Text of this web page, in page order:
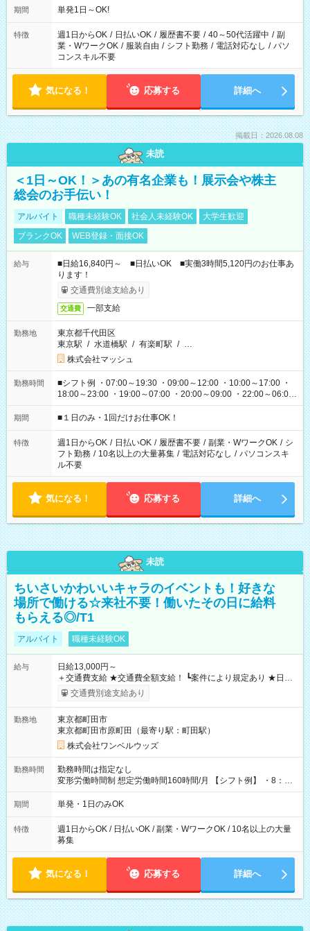
期間 単発1日～OK!
特徴 週1日からOK / 日払いOK / 履歴書不要 / 40～50代活躍中 / 副
業・WワークOK / 服装自由 / シフト勤務 / 電話対応なし / パソ
コンスキル不要
気になる！ 応募する 詳細へ
掲載日：2026.08.08
未読
＜1日～OK！＞あの有名企業も！展示会や株主
総会のお手伝い！
アルバイト 職種未経験OK 社会人未経験OK
大学生歓迎
ブランクOK
WEB登録・面接OK
給与
■日給16,840円～ ■日払いOK ■実働3時間5,120円のお仕事あ
ります！
交通費別途支給あり
交通費 一部支給
勤務地
東京都千代田区
東京駅 / 水道橋駅 / 有楽町駅 / …
株式会社マッシュ
勤務時間
■シフト例 ・07:00～19:30 ・09:00～12:00 ・10:00～17:00 ・
18:00～23:00 ・19:00～07:00 ・20:00～09:00 ・22:00～06:00
etc ★最短で3時間で5,120円のお仕事から 15時間で2万円近く稼
げるお仕事も！ ご希望のお時間に合わせてご紹介！ ※シフトは
ください！
期間 ■１日のみ・1回だけお仕事OK！
特徴 週1日からOK / 日払いOK / 履歴書不要 / 副業・WワークOK / シ
フト勤務 / 10名以上の大量募集 / 電話対応なし / パソコンスキ
ル不要
気になる！ 応募する 詳細へ
未読
ちいさいかわいいキャラのイベントも！好きな
場所で働ける☆来社不要！働いたその日に給料
もらえる◎/T1
アルバイト 職種未経験OK
給与
日給13,000円～
＋交通費支給 ★交通費全額支給！ ┗案件により規定あり ★日払
いOK！（規定あり） ┗働いたその日に現金GET♪ お仕事後はコ
ンビニATMから 日払い分を引き落とせます！ 【試用期間】試
交通費別途支給あり
勤務地
東京都町田市
東京都町田市原町田（最寄り駅：町田駅）
株式会社ワンベルウッズ
勤務時間
勤務時間は指定なし
変形労働時間制 想定労働時間160時間/月 【シフト例】 ・8：00
～21：00
期間 単発・1日のみOK
特徴
週1日からOK / 日払いOK / 副業・WワークOK / 10名以上の大量
募集
気になる！ 応募する 詳細へ